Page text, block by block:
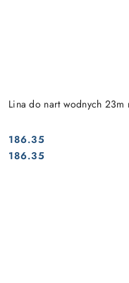
Lina do nart wodnych 23m
Cena:
186.35
Cena:
186.35